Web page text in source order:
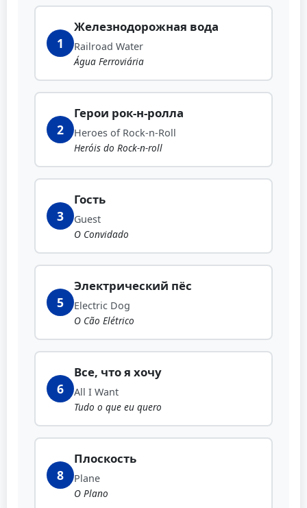
1
Железнодорожная вода
Railroad Water
Água Ferroviária
2
Герои рок-н-ролла
Heroes of Rock-n-Roll
Heróis do Rock-n-roll
3
Гость
Guest
O Convidado
5
Электрический пёс
Electric Dog
O Cão Elétrico
6
Все, что я хочу
All I Want
Tudo o que eu quero
8
Плоскость
Plane
O Plano